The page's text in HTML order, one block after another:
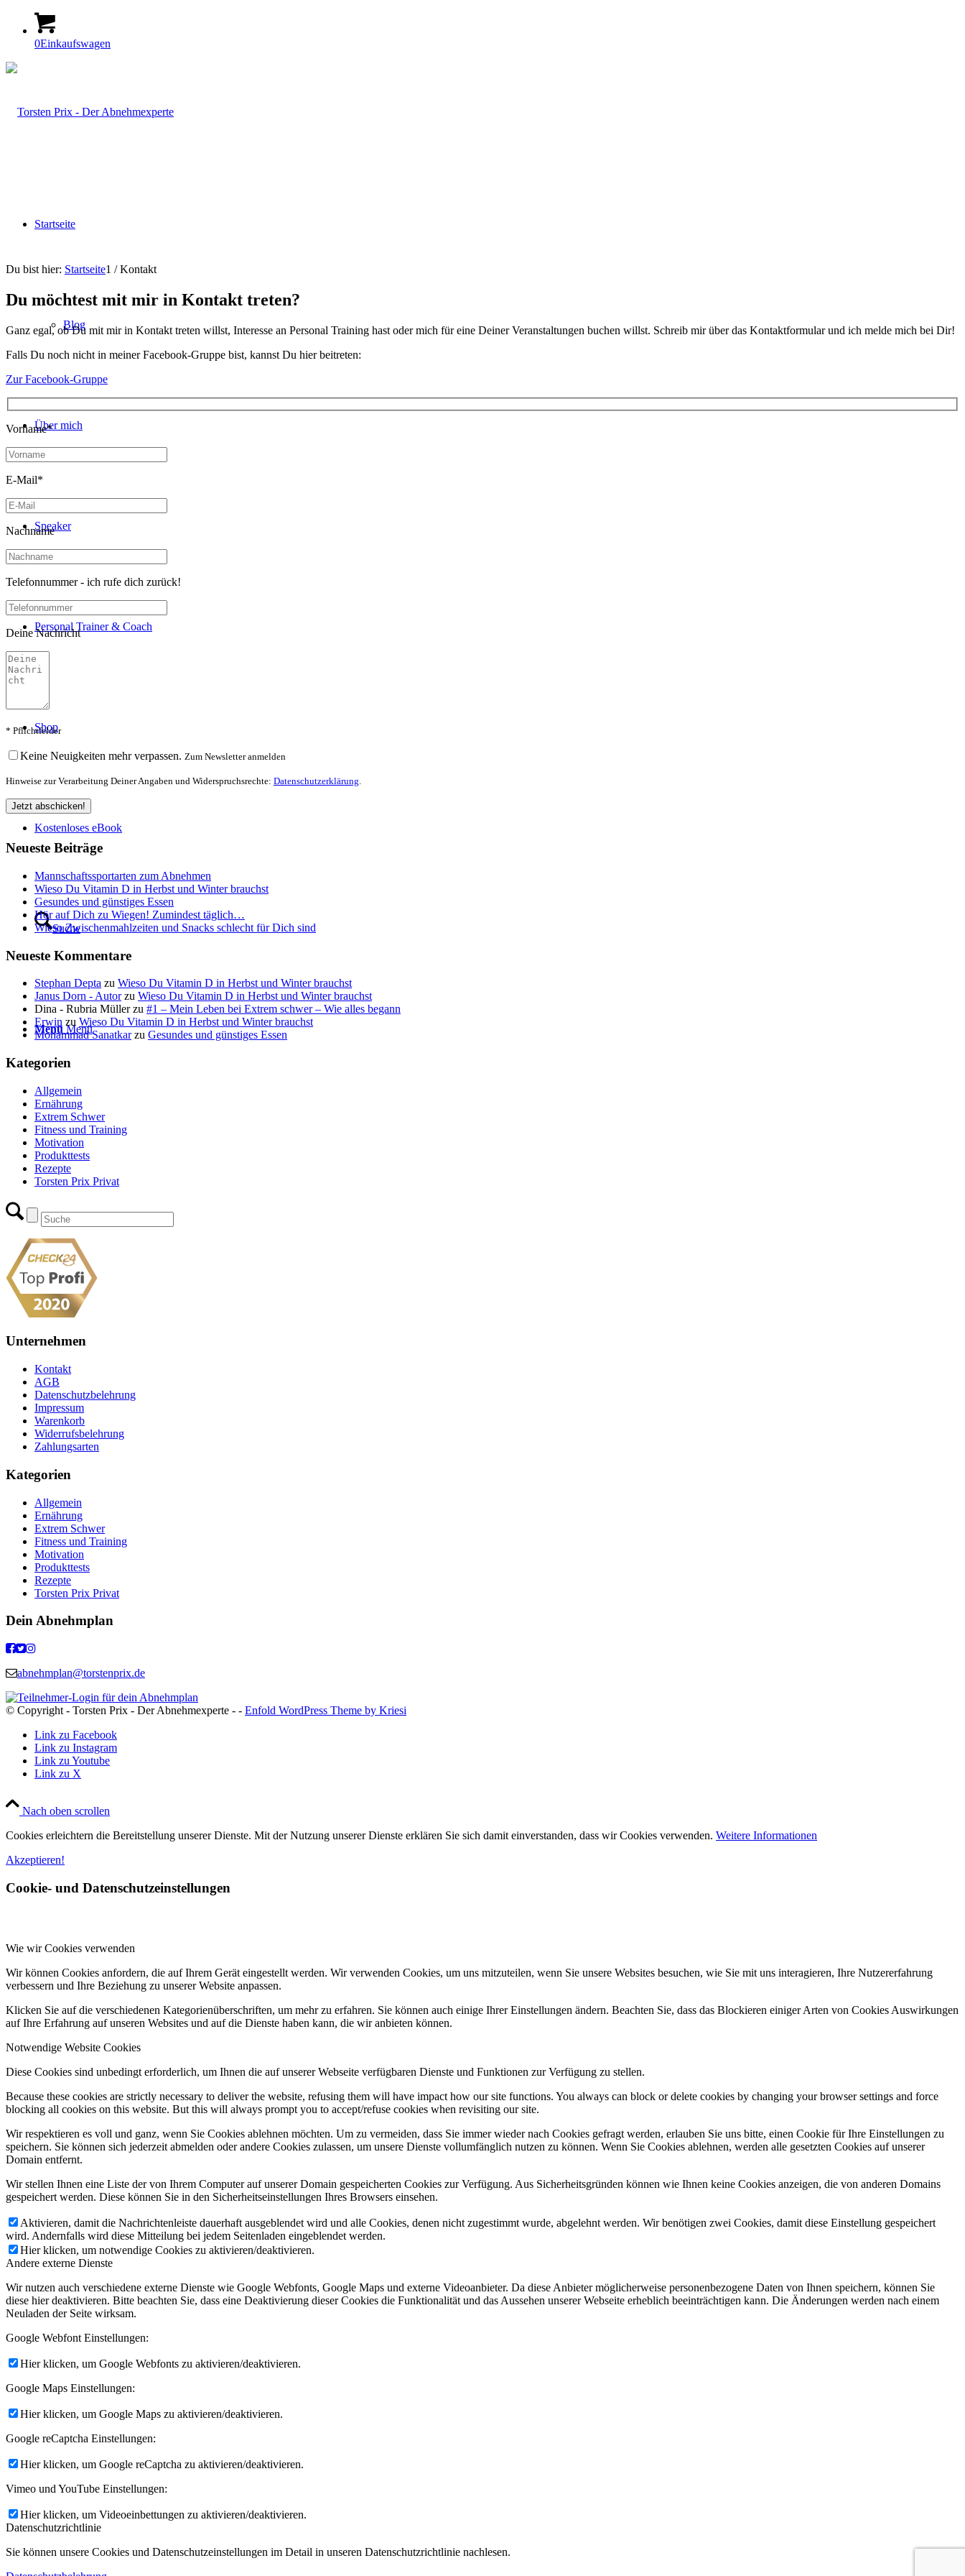
0Einkaufswagen
Startseite
Blog
Über mich
Speaker
Personal Trainer & Coach
Shop
Kostenloses eBook
Suche
Menü Menü
Du bist hier: Startseite1 / Kontakt
Du möchtest mit mir in Kontakt treten?
Ganz egal, ob Du mit mir in Kontakt treten willst, Interesse an Personal Training hast oder mich für eine Deiner Veranstaltungen buchen willst. Schreib mir über das Kontaktformular und ich melde mich bei Dir!
Falls Du noch nicht in meiner Facebook-Gruppe bist, kannst Du hier beitreten:
Zur Facebook-Gruppe
Vorname*
E-Mail*
Nachname
Telefonnummer - ich rufe dich zurück!
Deine Nachricht
* Pflichtfelder
Keine Neuigkeiten mehr verpassen. Zum Newsletter anmelden
Hinweise zur Verarbeitung Deiner Angaben und Widerspruchsrechte: Datenschutzerklärung.
Neueste Beiträge
Mannschaftssportarten zum Abnehmen
Wieso Du Vitamin D in Herbst und Winter brauchst
Gesundes und günstiges Essen
Hör auf Dich zu Wiegen! Zumindest täglich…
Wieso Zwischenmahlzeiten und Snacks schlecht für Dich sind
Neueste Kommentare
Stephan Depta zu Wieso Du Vitamin D in Herbst und Winter brauchst
Janus Dorn - Autorzu Wieso Du Vitamin D in Herbst und Winter brauchst
Dina - Rubria Müllerzu #1 – Mein Leben bei Extrem schwer – Wie alles begann
Erwin zu Wieso Du Vitamin D in Herbst und Winter brauchst
Mohammad Sanatkarzu Gesundes und günstiges Essen
Kategorien
Allgemein
Ernährung
Extrem Schwer
Fitness und Training
Motivation
Produkttests
Rezepte
Torsten Prix Privat
Unternehmen
Kontakt
AGB
Datenschutzbelehrung
Impressum
Warenkorb
Widerrufsbelehrung
Zahlungsarten
Kategorien
Allgemein
Ernährung
Extrem Schwer
Fitness und Training
Motivation
Produkttests
Rezepte
Torsten Prix Privat
Dein Abnehmplan
abnehmplan@torstenprix.de
© Copyright - Torsten Prix - Der Abnehmexperte - - Enfold WordPress Theme by Kriesi
Link zu Facebook
Link zu Instagram
Link zu Youtube
Link zu X
Nach oben scrollen
Cookies erleichtern die Bereitstellung unserer Dienste. Mit der Nutzung unserer Dienste erklären Sie sich damit einverstanden, dass wir Cookies verwenden. Weitere Informationen
Akzeptieren!
Cookie- und Datenschutzeinstellungen
Wie wir Cookies verwenden
Wir können Cookies anfordern, die auf Ihrem Gerät eingestellt werden. Wir verwenden Cookies, um uns mitzuteilen, wenn Sie unsere Websites besuchen, wie Sie mit uns interagieren, Ihre Nutzererfahrung
verbessern und Ihre Beziehung zu unserer Website anpassen.
Klicken Sie auf die verschiedenen Kategorienüberschriften, um mehr zu erfahren. Sie können auch einige Ihrer Einstellungen ändern. Beachten Sie, dass das Blockieren einiger Arten von Cookies Auswirkungen
auf Ihre Erfahrung auf unseren Websites und auf die Dienste haben kann, die wir anbieten können.
Notwendige Website Cookies
Diese Cookies sind unbedingt erforderlich, um Ihnen die auf unserer Webseite verfügbaren Dienste und Funktionen zur Verfügung zu stellen.
Because these cookies are strictly necessary to deliver the website, refusing them will have impact how our site functions. You always can block or delete cookies by changing your browser settings and force
blocking all cookies on this website. But this will always prompt you to accept/refuse cookies when revisiting our site.
Wir respektieren es voll und ganz, wenn Sie Cookies ablehnen möchten. Um zu vermeiden, dass Sie immer wieder nach Cookies gefragt werden, erlauben Sie uns bitte, einen Cookie für Ihre Einstellungen zu
speichern. Sie können sich jederzeit abmelden oder andere Cookies zulassen, um unsere Dienste vollumfänglich nutzen zu können. Wenn Sie Cookies ablehnen, werden alle gesetzten Cookies auf unserer
Domain entfernt.
Wir stellen Ihnen eine Liste der von Ihrem Computer auf unserer Domain gespeicherten Cookies zur Verfügung. Aus Sicherheitsgründen können wie Ihnen keine Cookies anzeigen, die von anderen Domains
gespeichert werden. Diese können Sie in den Sicherheitseinstellungen Ihres Browsers einsehen.
Aktivieren, damit die Nachrichtenleiste dauerhaft ausgeblendet wird und alle Cookies, denen nicht zugestimmt wurde, abgelehnt werden. Wir benötigen zwei Cookies, damit diese Einstellung gespeichert
wird. Andernfalls wird diese Mitteilung bei jedem Seitenladen eingeblendet werden.
Hier klicken, um notwendige Cookies zu aktivieren/deaktivieren.
Andere externe Dienste
Wir nutzen auch verschiedene externe Dienste wie Google Webfonts, Google Maps und externe Videoanbieter. Da diese Anbieter möglicherweise personenbezogene Daten von Ihnen speichern, können Sie
diese hier deaktivieren. Bitte beachten Sie, dass eine Deaktivierung dieser Cookies die Funktionalität und das Aussehen unserer Webseite erheblich beeinträchtigen kann. Die Änderungen werden nach einem
Neuladen der Seite wirksam.
Google Webfont Einstellungen:
Hier klicken, um Google Webfonts zu aktivieren/deaktivieren.
Google Maps Einstellungen:
Hier klicken, um Google Maps zu aktivieren/deaktivieren.
Google reCaptcha Einstellungen:
Hier klicken, um Google reCaptcha zu aktivieren/deaktivieren.
Vimeo und YouTube Einstellungen:
Hier klicken, um Videoeinbettungen zu aktivieren/deaktivieren.
Datenschutzrichtlinie
Sie können unsere Cookies und Datenschutzeinstellungen im Detail in unseren Datenschutzrichtlinie nachlesen.